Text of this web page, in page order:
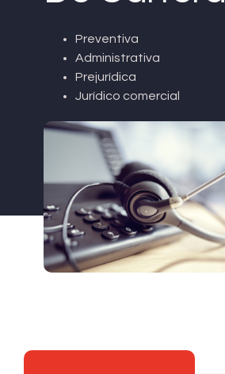
Preventiva
Administrativa
Prejurídica
Jurídico comercial